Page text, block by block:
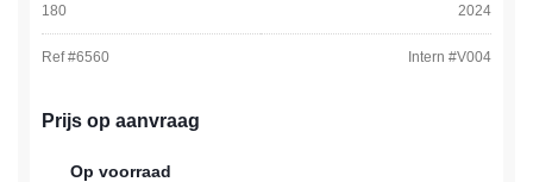
180
2024
Ref #6560 Intern #V004
Prijs op aanvraag
Op voorraad